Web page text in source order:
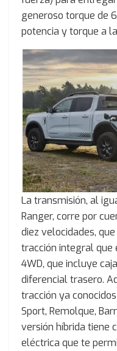
generoso torque de
potencia y torque a
La transmisión, al
Ranger, corre por
diez velocidades,
tracción integral que
4WD, que incluye
diferencial trasero.
tracción ya
Sport, Remolque,
versión híbrida tiene
eléctrica que te